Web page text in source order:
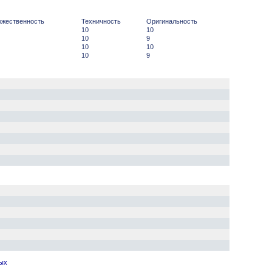
Техничность
Оригинальность
10
10
10
9
10
10
10 9